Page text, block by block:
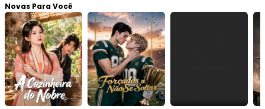
Novas Para Você